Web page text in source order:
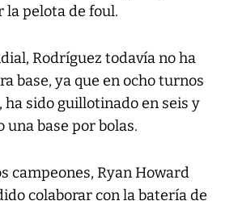
la pelota de foul.
Rodríguez todavía no ha
base, ya que en ocho turnos
ha sido guillotinado en seis y
una base por bolas.
campeones, Ryan Howard
colaborar con la batería de